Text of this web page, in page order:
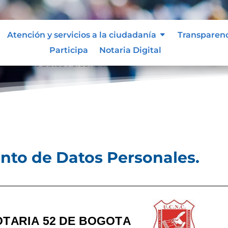
Atención y servicios a la ciudadanía
Participa
Notaria Digital
de Datos Personales.
de Datos Personales.